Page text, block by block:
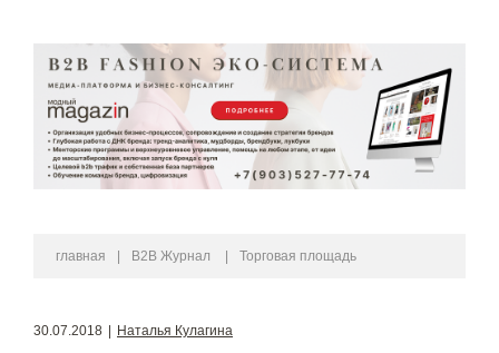
главная B2B Журнал Торговая площадь
30.07.2018 Наталья Кулагина